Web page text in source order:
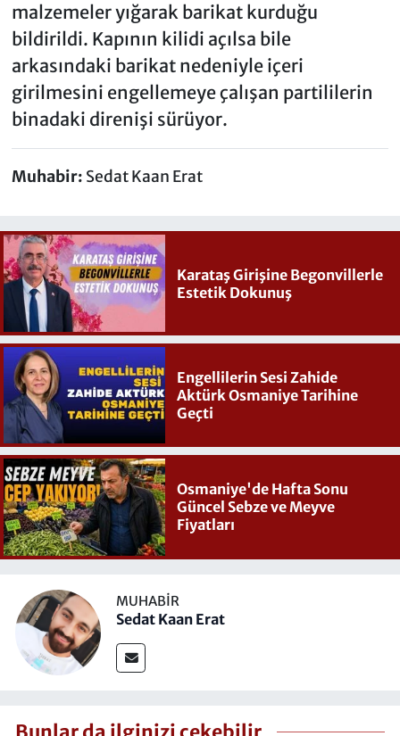
malzemeler yığarak barikat kurduğu
bildirildi. Kapının kilidi açılsa bile
arkasındaki barikat nedeniyle içeri
girilmesini engellemeye çalışan partililerin
binadaki direnişi sürüyor.
Muhabir: Sedat Kaan Erat
Karataş Girişine Begonvillerle
Estetik Dokunuş
Engellilerin Sesi Zahide
Aktürk Osmaniye Tarihine
Geçti
Osmaniye'de Hafta Sonu
Güncel Sebze ve Meyve
Fiyatları
MUHABIR
Sedat Kaan Erat